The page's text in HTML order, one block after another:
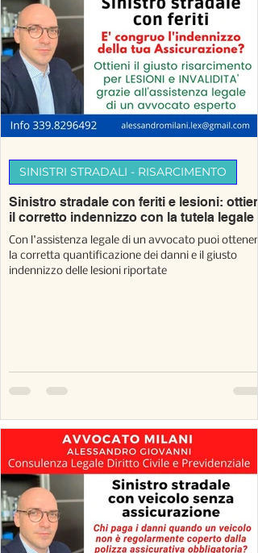
Sinistro stradale con feriti e lesioni: ottieni
il corretto indennizzo con la tutela legale
Con l'assistenza legale di un avvocato puoi ottenere
la corretta quantificazione dei danni e il giusto
indennizzo delle lesioni riportate
SINISTRI STRADALI - RISARCIMENTO